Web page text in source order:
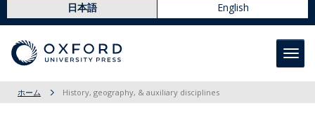
日本語 English
ホーム History, geography, & auxiliary disciplines